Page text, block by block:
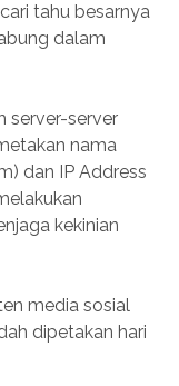
tahu besarnya
dalam
server-server
nama
dan IP Address
kekinian
media sosial
dipetakan hari